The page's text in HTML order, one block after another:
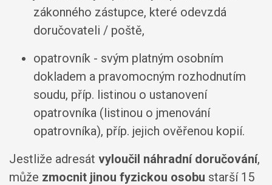
zákonného zástupce, které odevzdá
doručovateli / poště,
opatrovník - svým platným osobním
dokladem a pravomocným rozhodnutím
soudu, příp. listinou o ustanovení
opatrovníka (listinou o jmenování
opatrovníka), příp. jejich ověřenou kopií.
Jestliže adresát vyloučil náhradní doručování,
může zmocnit jinou fyzickou osobu starší 15